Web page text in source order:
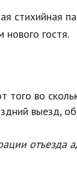
стихийная
гостя.
того во
выезд,
отъезда